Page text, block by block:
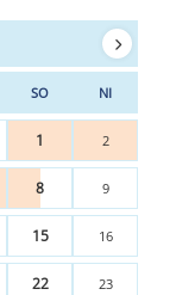
SO NI
1 2
8 9
15 16
22 23